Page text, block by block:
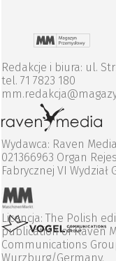
Redakcje i biura: ul.
tel. 71 7823 180
Wydawca: Raven
021366963 Organ
Fabrycznej VI Wydział
Licencja: The Polish
publication of Raven
Communications
Wurzburg/Germany.